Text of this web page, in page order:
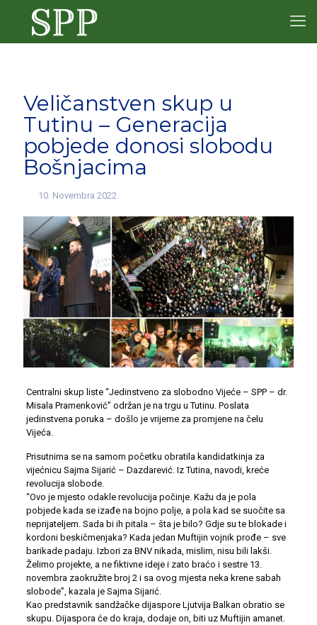
Veličanstven skup u
Tutinu – Generacija
pobjede donosi slobodu
Bošnjacima
10. Novembra 2022.
Centralni skup liste “Jedinstveno za slobodno Vijeće – SPP – dr.
Misala Pramenković” održan je na trgu u Tutinu. Poslata
jedinstvena poruka – došlo je vrijeme za promjene na čelu
Vijeća.
Prisutnima se na samom početku obratila kandidatkinja za
vijećnicu Sajma Sijarić – Dazdarević. Iz Tutina, navodi, kreće
revolucija slobode.
“Ovo je mjesto odakle revolucija počinje. Kažu da je pola
pobjede kada se izađe na bojno polje, a pola kad se suočite sa
neprijateljem. Sada bi ih pitala – šta je bilo? Gdje su te blokade i
kordoni beskičmenjaka? Kada jedan Muftijin vojnik prođe – sve
barikade padaju. Izbori za BNV nikada, mislim, nisu bili lakši.
Želimo projekte, a ne fiktivne ideje i zato braćo i sestre 13.
novembra zaokružite broj 2 i sa ovog mjesta neka krene sabah
slobode”, kazala je Sajma Sijarić.
Kao predstavnik sandžačke dijaspore Ljutvija Balkan obratio se
skupu. Dijaspora će do kraja, dodaje on, biti uz Muftijin amanet.